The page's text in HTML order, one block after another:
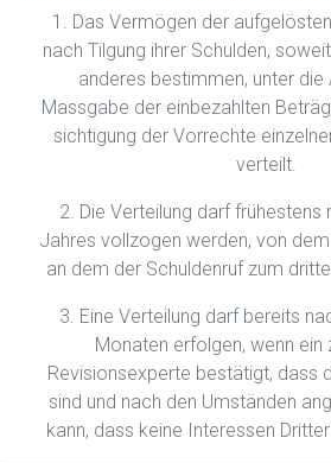
1. Das Vermögen der
nach Tilgung ihrer Schulden,
anderes bestimmen, unter die
Massgabe der einbezahlten
sichtigung der Vorrechte
ver­teilt.
2. Die Verteilung darf frühestens
Jahres vollzogen werden, von
an dem der Schuldenruf zum
3. Eine Verteilung darf bereits
Monaten erfolgen, wenn ein
Revisionsexperte bestätigt, dass
sind und nach den Umständen
kann, dass keine Interessen